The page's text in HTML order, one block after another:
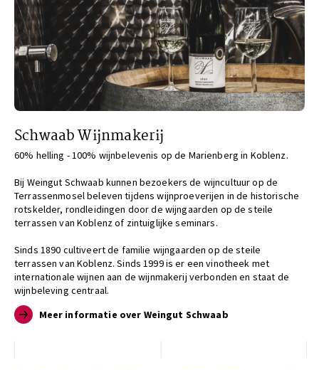
Schwaab Wijnmakerij
60% helling - 100% wijnbelevenis op de Marienberg in Koblenz.
Bij Weingut Schwaab kunnen bezoekers de wijncultuur op de
Terrassenmosel beleven tijdens wijnproeverijen in de historische
rotskelder, rondleidingen door de wijngaarden op de steile
terrassen van Koblenz of zintuiglijke seminars.
Sinds 1890 cultiveert de familie wijngaarden op de steile
terrassen van Koblenz. Sinds 1999 is er een vinotheek met
internationale wijnen aan de wijnmakerij verbonden en staat de
wijnbeleving centraal.
Meer informatie over Weingut Schwaab